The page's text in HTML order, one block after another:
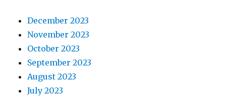
December 2023
November 2023
October 2023
September 2023
August 2023
July 2023